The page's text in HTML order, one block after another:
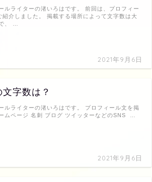
2021年9月6日
ルライターの渚いろはです。 前回は、プロフィー
紹介しました。 掲載する場所によって文字数は大
、 …
字数は？
2021年9月6日
ルライターの渚いろはです。 プロフィール文を掲
ムページ 名刺 ブログ ツイッターなどのSNS …